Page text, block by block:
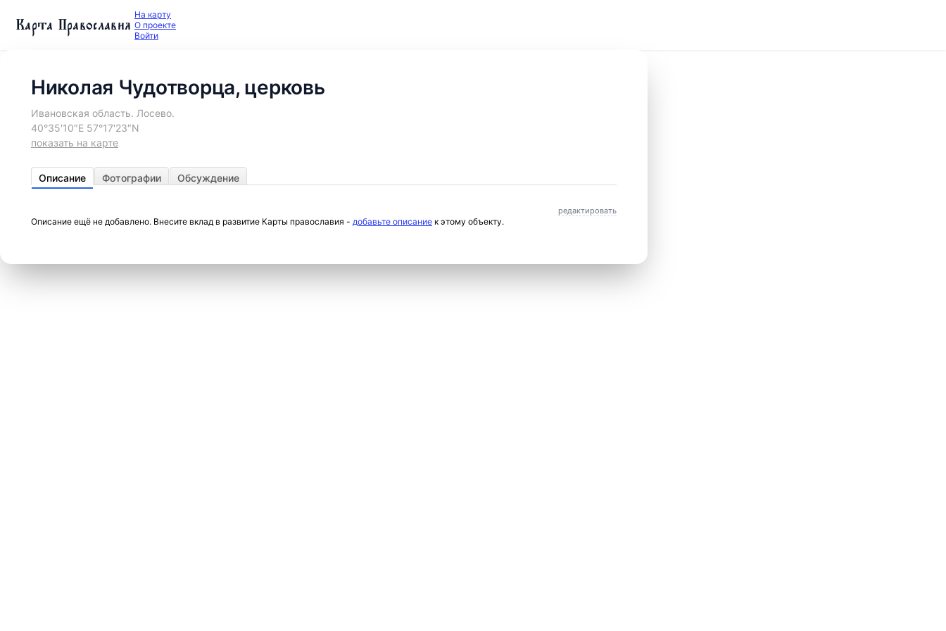
Карта Православия На карту
О проекте
Войти
Николая Чудотворца, церковь
Ивановская область. Лосево.
40°35′10″E 57°17′23″N
показать на карте
Описание Фотографии Обсуждение
редактировать
Описание ещё не добавлено. Внесите вклад в развитие Карты православия - добавьте описание к этому объекту.